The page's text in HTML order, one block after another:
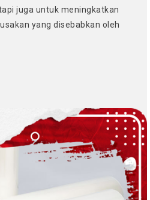
juga untuk meningkatkan
yang disebabkan oleh